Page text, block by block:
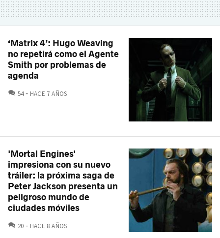
‘Matrix 4’: Hugo Weaving
no repetirá como el Agente
Smith por problemas de
agenda
54 COMENTARIOS
HACE 7 AÑOS
'Mortal Engines'
impresiona con su nuevo
tráiler: la próxima saga de
Peter Jackson presenta un
peligroso mundo de
ciudades móviles
20 COMENTARIOS
HACE 8 AÑOS